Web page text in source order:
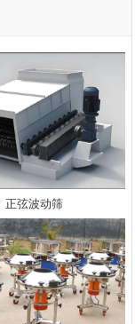
正弦波动筛